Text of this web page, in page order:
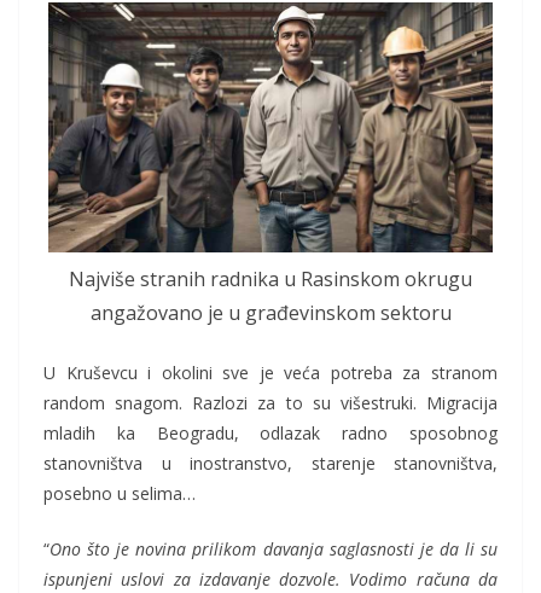
Najviše stranih radnika u Rasinskom okrugu
angažovano je u građevinskom sektoru
U Kruševcu i okolini sve je veća potreba za stranom
random snagom. Razlozi za to su višestruki. Migracija
mladih ka Beogradu, odlazak radno sposobnog
stanovništva u inostranstvo, starenje stanovništva,
posebno u selima…
“Ono što je novina prilikom davanja saglasnosti je da li su
ispunjeni uslovi za izdavanje dozvole. Vodimo računa da